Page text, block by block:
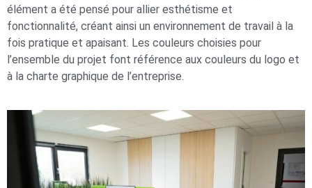
élément a été pensé pour allier esthétisme et
fonctionnalité, créant ainsi un environnement de travail à la
fois pratique et apaisant. Les couleurs choisies pour
l’ensemble du projet font référence aux couleurs du logo et
à la charte graphique de l’entreprise.